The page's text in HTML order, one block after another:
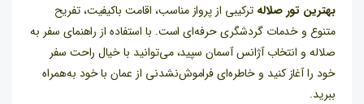
بهترین تور صلاله ترکیبی از پرواز مناسب، اقامت باکیفیت، تفریح
متنوع و خدمات گردشگری حرفه‌ای است. با استفاده از راهنمای سفر به
صلاله و انتخاب آژانس آسمان سپید، می‌توانید با خیال راحت سفر
خود را آغاز کنید و خاطره‌ای فراموش‌نشدنی از عمان با خود به‌همراه
ببرید.